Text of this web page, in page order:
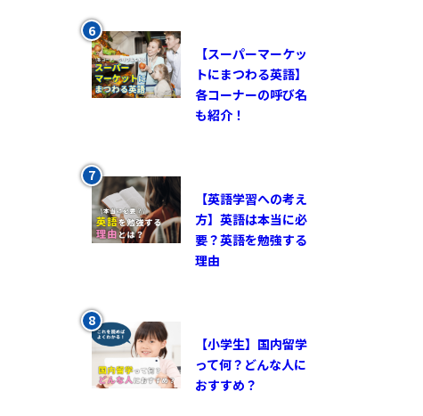
【スーパーマーケッ
トにまつわる英語】
各コーナーの呼び名
も紹介！
【英語学習への考え
方】英語は本当に必
要？英語を勉強する
理由
【小学生】国内留学
って何？どんな人に
おすすめ？